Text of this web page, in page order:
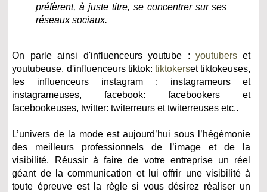
préfèrent, à juste titre, se concentrer sur ses
réseaux sociaux.
On parle ainsi d'influenceurs youtube :youtubers et
youtubeuse, d'influenceurs tiktok:tiktokerset tiktokeuses,
les influenceurs instagram : instagrameurs et
instagrameuses, facebook: facebookers et
facebookeuses, twitter: twiterreurs et twiterreuses etc..
L’univers de la mode est aujourd’hui sous l’hégémonie
des meilleurs professionnels de l’image et de la
visibilité. Réussir à faire de votre entreprise un réel
géant de la communication et lui offrir une visibilité à
toute épreuve est la règle si vous désirez réaliser un